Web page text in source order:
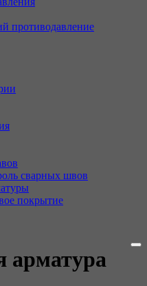
противодавление
сварных швов
покрытие
арматура